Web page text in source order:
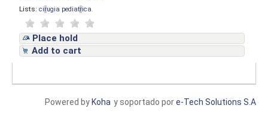
Lists: cirugia pediatrica
Place hold
Add to cart
y soportado pore-Tech Solutions S.A
Powered by Koha